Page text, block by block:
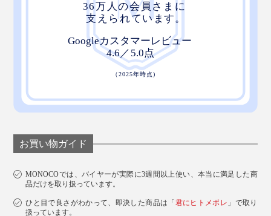
お買い物ガイド
MONOCOでは、バイヤーが実際に3週間以上使い、本当に満足した商
品だけを取り扱っています。
ひと目で良さがわかって、即決した商品は「君にヒトメボレ 」で取り
扱っています。